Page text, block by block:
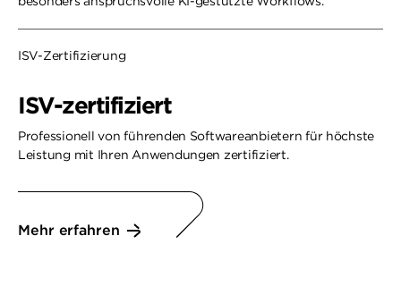
ISV-Zertifizierung
ISV-zertifiziert
Professionell von führenden Softwareanbietern für höchste
Leistung mit Ihren Anwendungen zertifiziert.
Mehr erfahren